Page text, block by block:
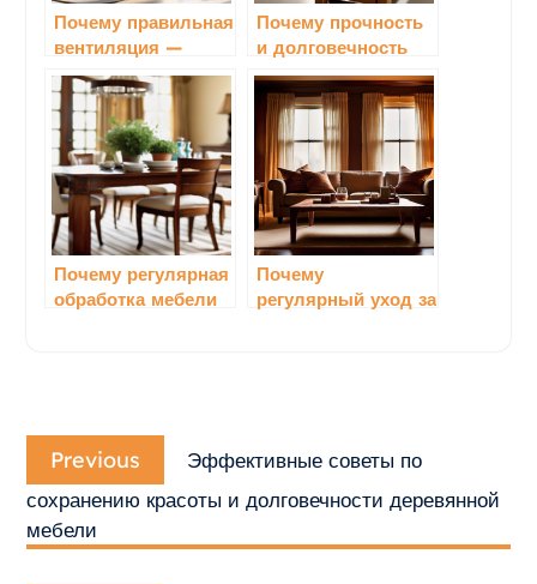
Почему правильная
вентиляция —
залог
долговечности и
красоты мебели:
все, что нужно
знать
Почему прочность
и долговечность
материалов для
спальной мебели —
залог комфортной
и надежной жизни
Почему регулярная
обработка мебели
Почему
регулярный уход за
Навигация
по
записям
Previous
Previous
post:
Эффективные советы по
сохранению красоты и долговечности деревянной
мебели